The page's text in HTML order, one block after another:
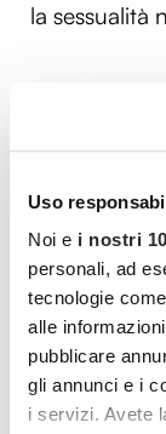
Uso
Noi e i nostri
personali, ad
tecnologie
alle
pubblicare
gli annunci e i
i servizi. Avete
la sessualità
Daniele
È uscito da
curata da
dedicato alla
questo